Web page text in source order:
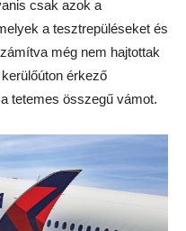
csak azok a
a tesztrepüléseket és
még nem hajtottak
érkező
tetemes összegű vámot.